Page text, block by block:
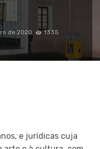
de 2020
1335
e jurídicas cuja